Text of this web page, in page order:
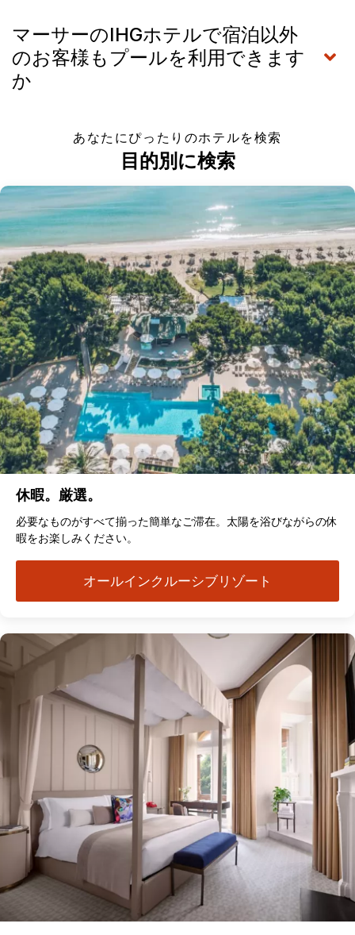
マーサーのIHGホテルで宿泊以外
のお客様もプールを利用できます
か
あなたにぴったりのホテルを検索
目的別に検索
休暇。厳選。
必要なものがすべて揃った簡単なご滞在。太陽を浴びながらの休
暇をお楽しみください。
オールインクルーシブリゾート